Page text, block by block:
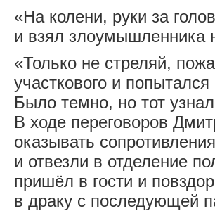
«На колени, руки за
и взял злоумышленника
«Только не стреляй,
участкового и
Было темно, но тот узнал
В ходе переговоров
оказывать
и отвезли в отделение
пришёл в гости и
в драку с последующей